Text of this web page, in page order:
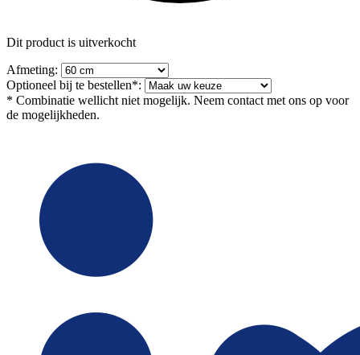
Dit product is uitverkocht
Afmeting:
Optioneel bij te bestellen*:
* Combinatie wellicht niet mogelijk. Neem contact met ons op voor
de mogelijkheden.